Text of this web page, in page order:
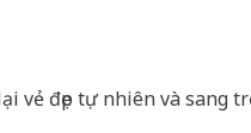
vẻ đẹp tự nhiên và sang